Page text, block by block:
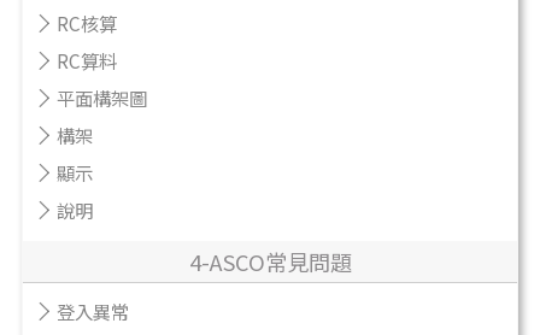
RC核算
RC算料
平面構架圖
構架
顯示
說明
4-ASCO常見問題
登入異常